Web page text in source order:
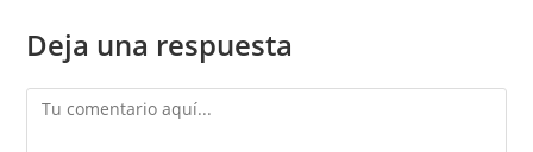
Deja una respuesta